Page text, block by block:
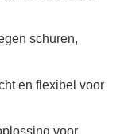
schuren,
en flexibel voor
voor